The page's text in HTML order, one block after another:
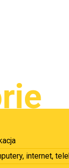
internet,